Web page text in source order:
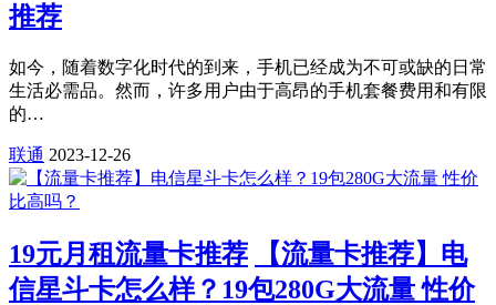
推荐
如今，随着数字化时代的到来，手机已经成为不可或缺的日常
生活必需品。然而，许多用户由于高昂的手机套餐费用和有限
的…
联通 2023-12-26
19元月租流量卡推荐
【流量卡推荐】电
信星斗卡怎么样？19包280G大流量 性价